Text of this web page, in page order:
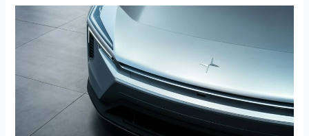
incroyable
relance
Polestar
millions